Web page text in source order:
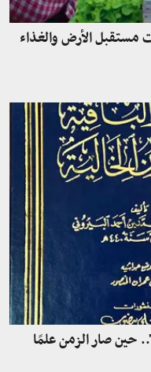
مستقبل الأرض والغذاء
حين صار الزمن علمًا